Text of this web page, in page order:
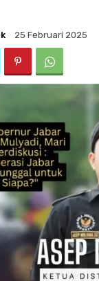
25 Februari 2025